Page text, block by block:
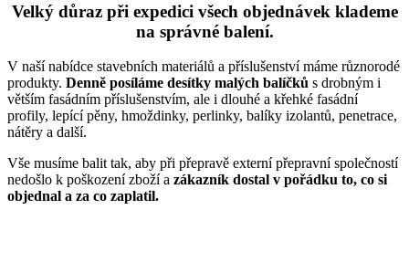
Velký důraz při expedici všech objednávek klademe
na správné balení.
V naší nabídce stavebních materiálů a příslušenství máme různorodé
produkty. Denně posíláme desítky malých balíčků s drobným i
větším fasádním příslušenstvím, ale i dlouhé a křehké fasádní
profily, lepící pěny, hmoždinky, perlinky, balíky izolantů, penetrace,
nátěry a další.
Vše musíme balit tak, aby při přepravě externí přepravní společností
nedošlo k poškození zboží a zákazník dostal v pořádku to, co si
objednal a za co zaplatil.